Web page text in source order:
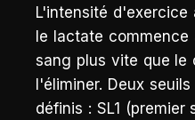
L'intensité d'exercice
le lactate commence
sang plus vite que le
l'éliminer. Deux
définis : SL1 (premier